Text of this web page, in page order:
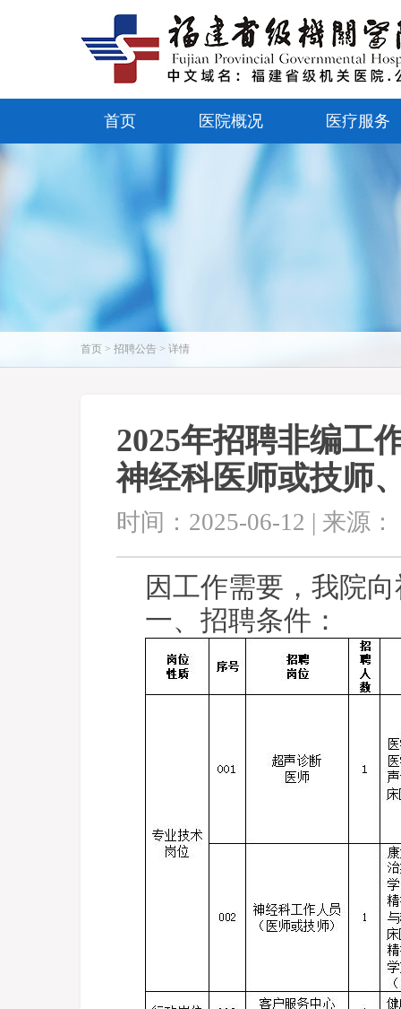
首页 医院概况 医疗服务
首页 > 招聘公告 > 详情
2025年招聘非编工
神经科医师或技师
时间：2025-06-12 | 来源
因工作需要，我院
一、招聘条件：